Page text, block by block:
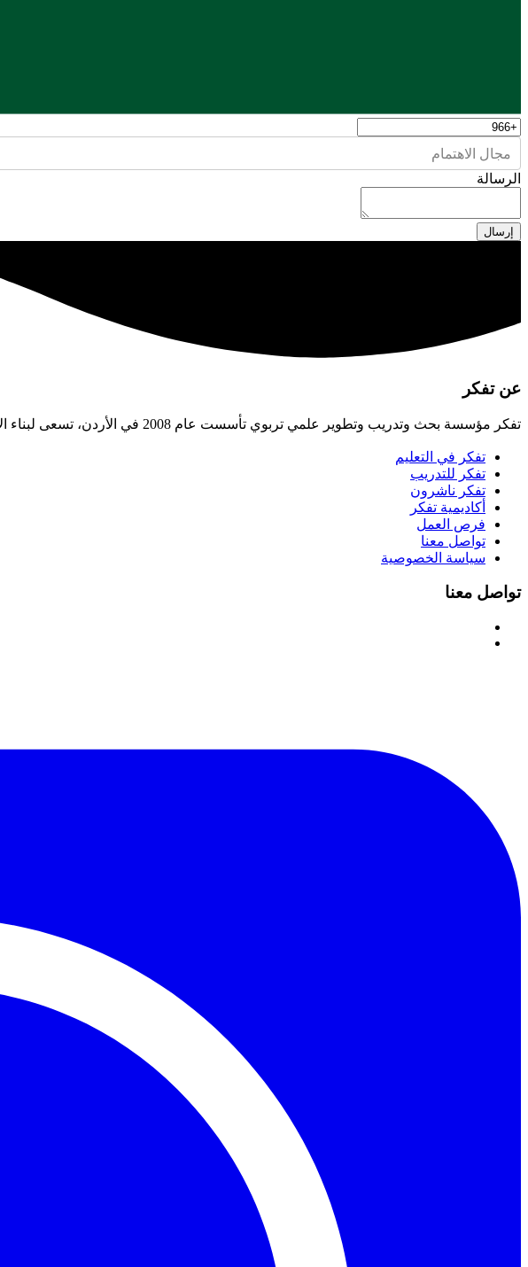
مجال الاهتمام
الرسالة
إرسال
عن تفكر
تفكر مؤسسة بحث وتدريب وتطوير علمي تربوي تأسست عام 2008 في الأردن، تسعى لبناء الإنسان القادر على صناعة الحضارة، وتهيئة البيئات التربوية اللازمة لتحقيق ذلك.
تفكر في التعليم
تفكر للتدريب
تفكر ناشرون
أكاديمية تفكر
فرص العمل
تواصل معنا
سياسة الخصوصية
تواصل معنا